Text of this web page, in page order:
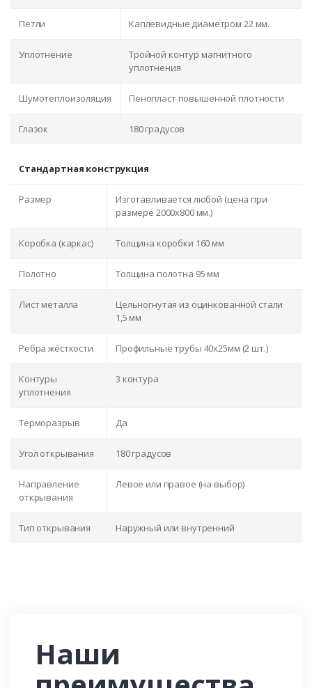
Петли Каплевидные диаметром 22 мм.
Уплотнение
Тройной контур магнитного
уплотнения
Шумотеплоизоляция Пенопласт повышенной плотности
Глазок 180 градусов
Стандартная конструкция
Размер
Изготавливается любой (цена при
размере 2000x800 мм.)
Коробка (каркас) Толщина коробки 160 мм
Полотно Толщина полотна 95 мм
Лист металла
Цельногнутая из оцинкованной стали
1,5 мм
Ребра жёсткости Профильные трубы 40х25мм (2 шт.)
Контуры
уплотнения
3 контура
Терморазрыв Да
Угол открывания 180 градусов
Направление
открывания
Левое или правое (на выбор)
Тип открывания Наружный или внутренний
Наши